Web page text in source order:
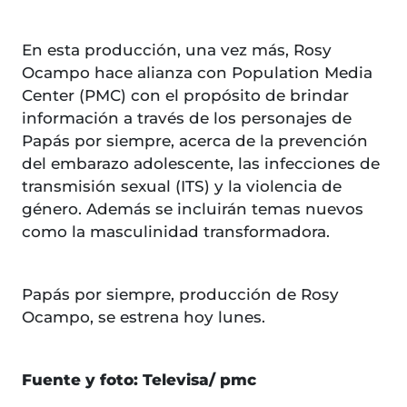
En esta producción, una vez más, Rosy
Ocampo hace alianza con Population Media
Center (PMC) con el propósito de brindar
información a través de los personajes de
Papás por siempre, acerca de la prevención
del embarazo adolescente, las infecciones de
transmisión sexual (ITS) y la violencia de
género. Además se incluirán temas nuevos
como la masculinidad transformadora.
Papás por siempre, producción de Rosy
Ocampo, se estrena hoy lunes.
Fuente y foto: Televisa/ pmc